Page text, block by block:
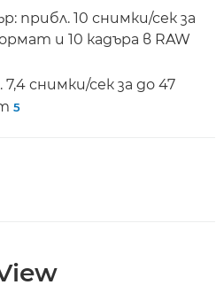
прибл. 10 снимки/сек за
и 10 кадъра в RAW
снимки/сек за до 47
5